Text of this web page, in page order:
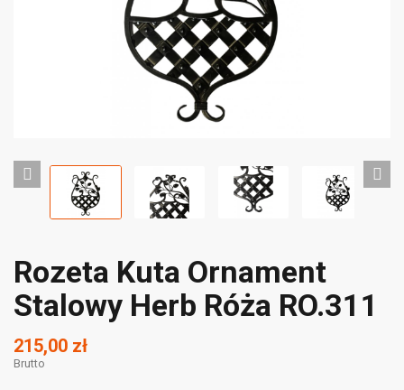
Rozeta Kuta Ornament
Stalowy Herb Róża RO.311
215,00 zł
Brutto